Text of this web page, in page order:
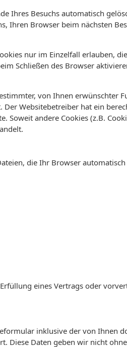
Ihres Besuchs automatisch
Ihren Browser beim nächsten
nur im Einzelfall erlauben,
Schließen des Browser
von Ihnen erwünschter
Websitebetreiber hat ein
Soweit andere Cookies (z.B.
die Ihr Browser
eines Vertrags oder
inklusive der von Ihnen
Diese Daten geben wir nicht